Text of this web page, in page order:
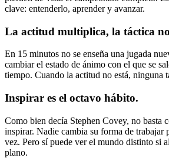
clave: entenderlo, aprender y avanzar.
La actitud multiplica, la táctica
En 15 minutos no se enseña una jugada
cambiar el estado de ánimo con el que se
tiempo. Cuando la actitud no está, ninguna
Inspirar es el octavo hábito.
Como bien decía Stephen Covey, no basta
inspirar. Nadie cambia su forma de trabajar
vez. Pero sí puede ver el mundo distinto si
plano.